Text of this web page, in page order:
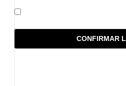
CONFIRMAR